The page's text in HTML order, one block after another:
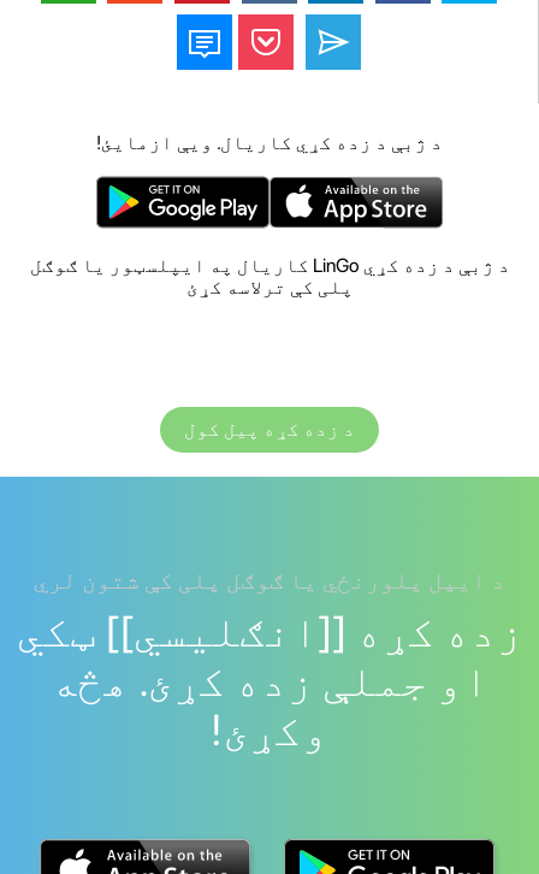
د ژبې د زده کړي کاریال. ویې ازمایئ!
د ژبې د زده کړي LinGo کاریال په ایپلسټور یا ګوګل
پلی کې ترلاسه کړئ
د زده کړه پیل کول
د ایپل پلورنځي یا ګوګل پلی کې شتون لري
زده کړه [[انګلیسي]] ټکي
او جملې زده کړئ. هڅه
وکړئ!